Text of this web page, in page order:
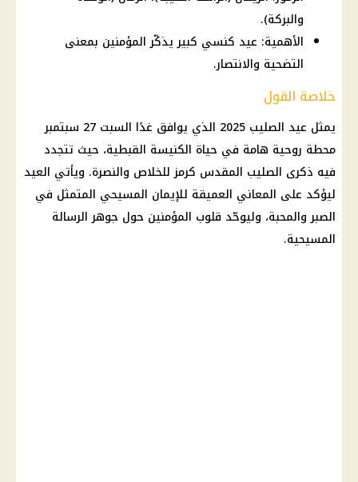
والبركة).
الأهمية: عيد كنسي كبير يذكّر المؤمنين بمعنى
التضحية والانتصار.
خلاصة القول
يمثل عيد الصليب 2025 الذي يوافق غدًا
السبت 27 سبتمبر
محطة روحية هامة في حياة الكنيسة القبطية، حيث تتجدد
فيه ذكرى الصليب المقدس كرمز للخلاص والنصرة. ويأتي العيد
ليؤكد على المعاني العميقة للإيمان المسيحي المتمثل في
الصبر والمحبة، وليوحّد قلوب المؤمنين حول جوهر الرسالة
المسيحية.